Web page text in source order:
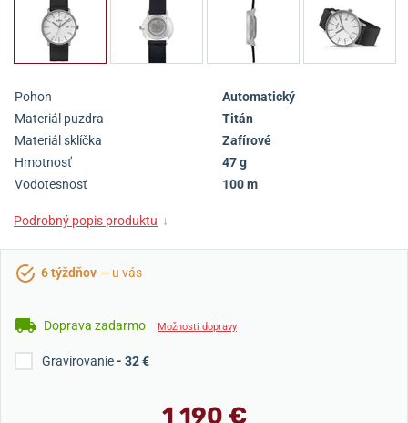
Pohon
Automatický
Materiál puzdra
Titán
Materiál sklíčka
Zafírové
Hmotnosť
47 g
Vodotesnosť
100 m
Podrobný popis produktu ↓
6 týždňov — u vás
Doprava zadarmo Možnosti dopravy
Gravírovanie- 32 €
1 190 €